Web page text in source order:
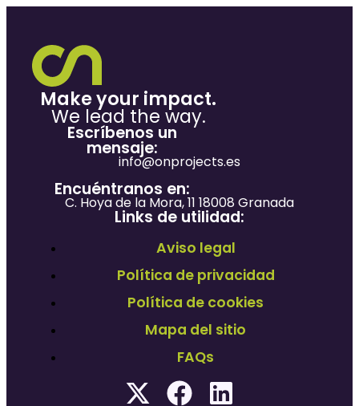
Make your impact.
We lead the way.
Escríbenos un
mensaje:
info@onprojects.es
Encuéntranos en:
C. Hoya de la Mora, 11 18008 Granada
Links de utilidad:
Aviso legal
Política de privacidad
Política de cookies
Mapa del sitio
FAQs